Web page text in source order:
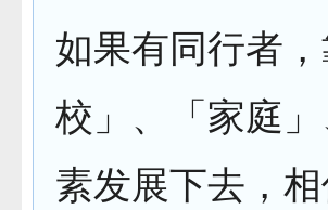
如果有同行者
校」、「家庭
素发展下去，